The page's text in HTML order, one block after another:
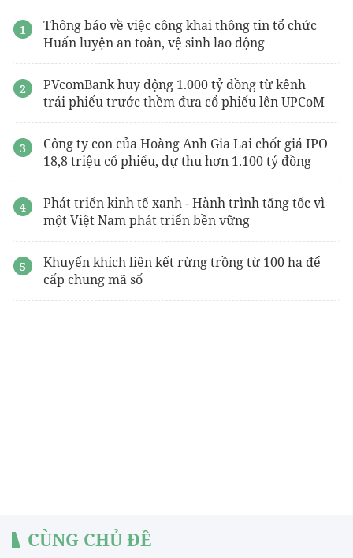
Thông báo về việc công khai thông tin tổ chức
Huấn luyện an toàn, vệ sinh lao động
PVcomBank huy động 1.000 tỷ đồng từ kênh
trái phiếu trước thềm đưa cổ phiếu lên UPCoM
Công ty con của Hoàng Anh Gia Lai chốt giá IPO
18,8 triệu cổ phiếu, dự thu hơn 1.100 tỷ đồng
Phát triển kinh tế xanh - Hành trình tăng tốc vì
một Việt Nam phát triển bền vững
Khuyến khích liên kết rừng trồng từ 100 ha để
cấp chung mã số
CÙNG CHỦ ĐỀ